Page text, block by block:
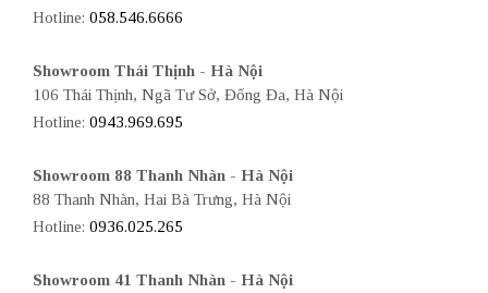
Hotline: 058.546.6666
Showroom Thái Thịnh - Hà Nội
106 Thái Thịnh, Ngã Tư Sở, Đống Đa, Hà Nội
Hotline: 0943.969.695
Showroom 88 Thanh Nhàn - Hà Nội
88 Thanh Nhàn, Hai Bà Trưng, Hà Nội
Hotline: 0936.025.265
Showroom 41 Thanh Nhàn - Hà Nội